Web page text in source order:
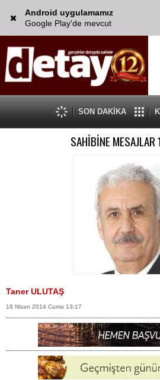
Android uygulamamız
Google Play'de mevcut
SON DAKİKA
SAHİBİNE MESAJLAR
Taner ULUTAŞ
18 Nisan 2014 Cuma 13:17